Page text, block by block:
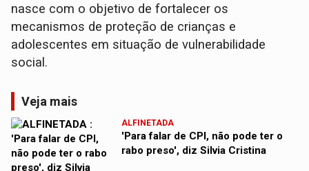
nasce com o objetivo de fortalecer os
mecanismos de proteção de crianças e
adolescentes em situação de vulnerabilidade
social.
Veja mais
ALFINETADA
'Para falar de CPI, não pode ter o
rabo preso', diz Silvia Cristina